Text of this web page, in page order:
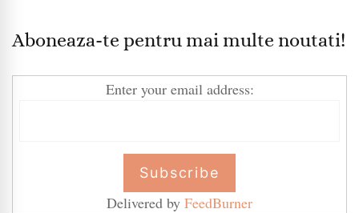
Aboneaza-te pentru mai multe noutati!
Enter your email address:
Delivered by FeedBurner